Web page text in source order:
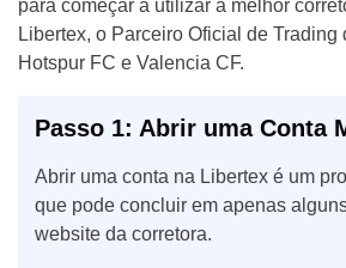
para começar a utilizar a melhor
Libertex, o Parceiro Oficial de Trading
Hotspur FC e Valencia CF.
Passo 1: Abrir uma Conta
Abrir uma conta na Libertex é um
que pode concluir em apenas
website da corretora.